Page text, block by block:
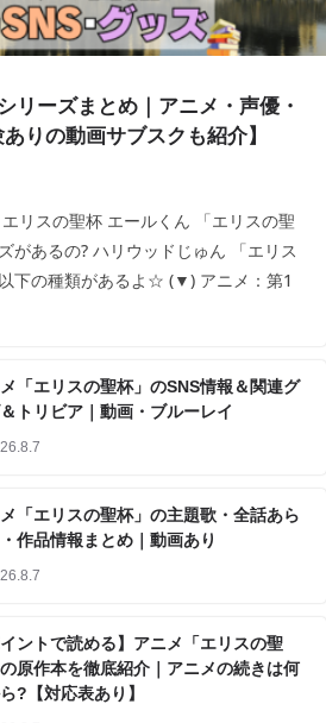
リーズまとめ｜アニメ・声優・
りの動画サブスクも紹介】
リスの聖杯 エールくん 「エリスの聖
があるの? ハリウッドじゅん 「エリス
下の種類があるよ☆ (▼) アニメ：第1
「エリスの聖杯」のSNS情報＆関連グ
トリビア｜動画・ブルーレイ
「エリスの聖杯」の主題歌・全話あら
作品情報まとめ｜動画あり
イントで読める】アニメ「エリスの聖
原作本を徹底紹介｜アニメの続きは何
?【対応表あり】